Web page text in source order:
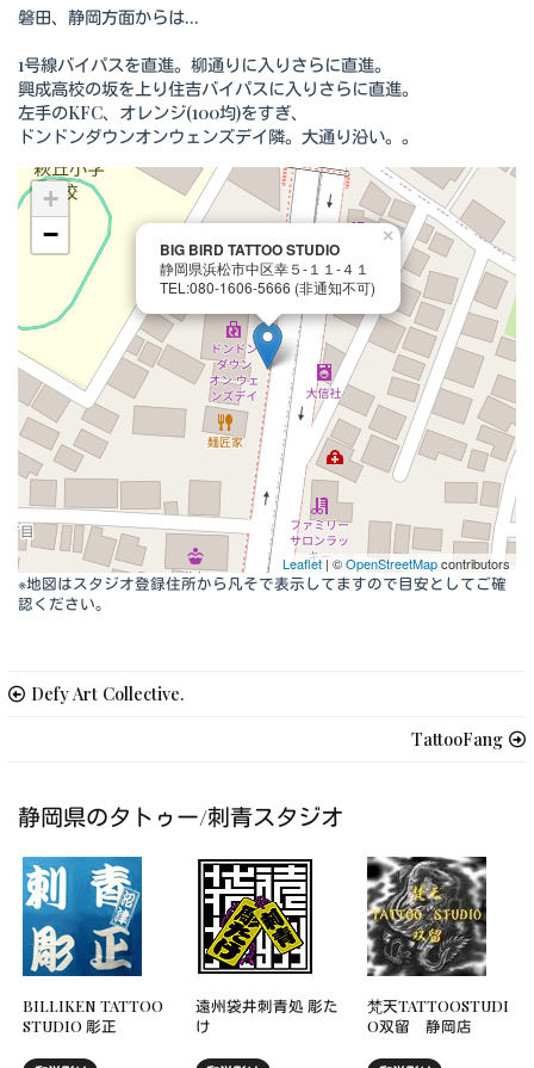
磐田、静岡方面からは...
1号線バイパスを直進。柳通りに入りさらに直進。
興成高校の坂を上り住吉バイパスに入りさらに直進。
左手のKFC、オレンジ(100均)をすぎ、
ドンドンダウンオンウェンズデイ隣。大通り沿い。。
BIG BIRD TATTOO STUDIO
静岡県浜松市中区幸５-１１-４１
TEL:080-1606-5666 (非通知不可)
×
+
−
Leaflet| ©OpenStreetMapcontributors
※地図はスタジオ登録住所から凡そで表示してますので目安としてご確
認ください。
Defy Art Collective.
TattooFang
静岡県のタトゥー/刺青スタジオ
BILLIKEN TATTOO
STUDIO 彫正
遠州袋井刺青処 彫た
け
梵天TATTOOSTUDI
O双留 静岡店